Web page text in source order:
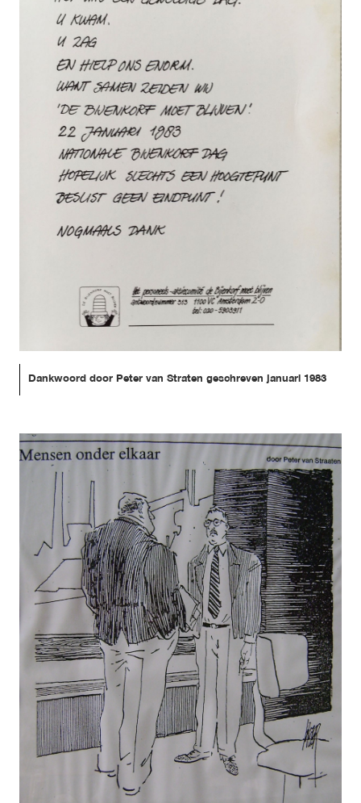
Dankwoord door Peter van Straten geschreven januari 1983